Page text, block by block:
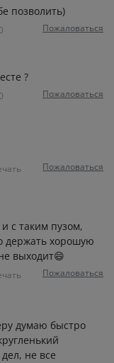
позволить)
0 Пожаловаться
?
0 Пожаловаться
Пожаловаться
с таким пузом,
держать хорошую
выходит😄
Пожаловаться
думаю быстро
не все